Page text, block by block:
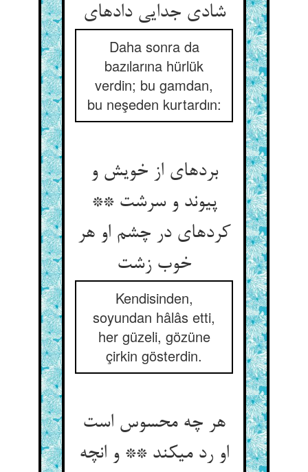
شادی جدایی داده‏ای‏
Daha sonra da
bazılarına hürlük
verdin; bu gamdan,
bu neşeden kurtardın:
برده‏ای از خویش و
پیوند و سرشت **
کرده‏ای در چشم او هر
خوب زشت‏
Kendisinden,
soyundan hâlâs etti,
her güzeli, gözüne
çirkin gösterdin.
هر چه محسوس است
او رد می‏کند ** و انچه